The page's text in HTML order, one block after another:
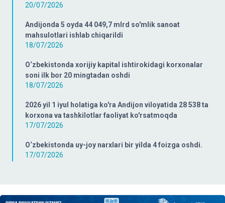
20/07/2026
Andijonda 5 oyda 44 049,7 mlrd so'mlik sanoat
mahsulotlari ishlab chiqarildi
18/07/2026
O‘zbekistonda xorijiy kapital ishtirokidagi korxonalar
soni ilk bor 20 mingtadan oshdi
18/07/2026
2026 yil 1 iyul holatiga ko'ra Andijon viloyatida 28 538 ta
korxona va tashkilotlar faoliyat ko'rsatmoqda
17/07/2026
O‘zbekistonda uy-joy narxlari bir yilda 4 foizga oshdi.
17/07/2026